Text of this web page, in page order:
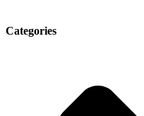
Categories